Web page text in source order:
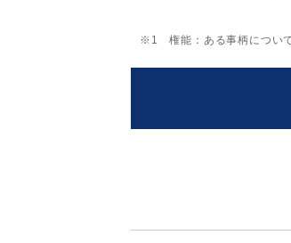
※1 権能：ある事柄について